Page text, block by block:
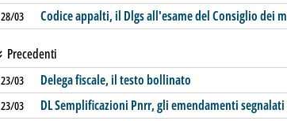
28/03 Codice appalti, il Dlgs all'esame del Consiglio dei
Precedenti
23/03 Delega fiscale, il testo bollinato
23/03 DL Semplificazioni Pnrr, gli emendamenti segnalati